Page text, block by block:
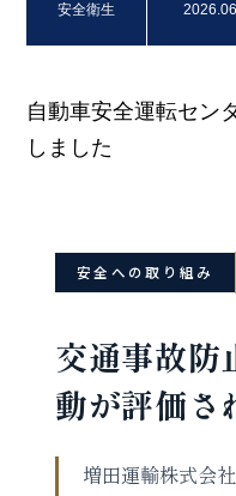
安全衛生
自動車安全運転セン
しました
安全への取り組み
交通事故防
動が評価さ
増田運輸株式会